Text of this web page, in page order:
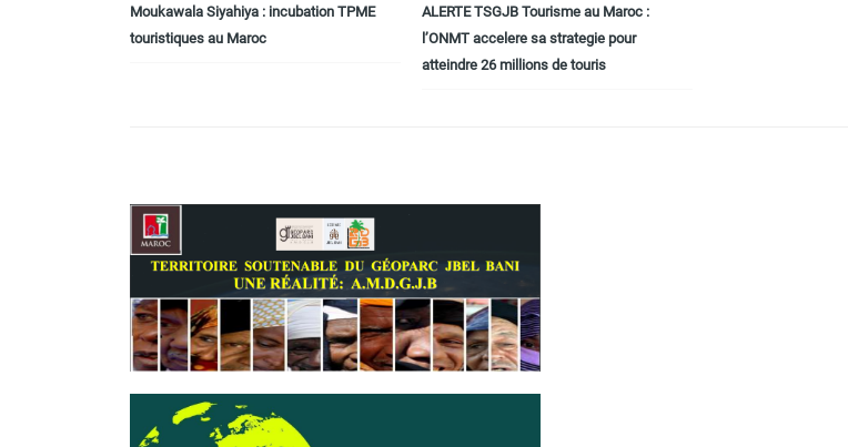
Moukawala Siyahiya : incubation TPME
touristiques au Maroc
ALERTE TSGJB Tourisme au Maroc :
l’ONMT accelere sa strategie pour
atteindre 26 millions de touris